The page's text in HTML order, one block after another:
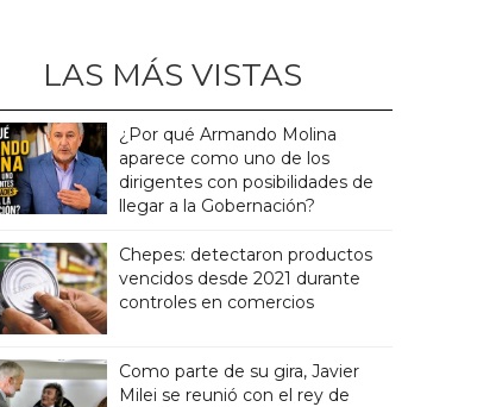
LAS MÁS VISTAS
¿Por qué Armando Molina
aparece como uno de los
dirigentes con posibilidades de
llegar a la Gobernación?
Chepes: detectaron productos
vencidos desde 2021 durante
controles en comercios
Como parte de su gira, Javier
Milei se reunió con el rey de